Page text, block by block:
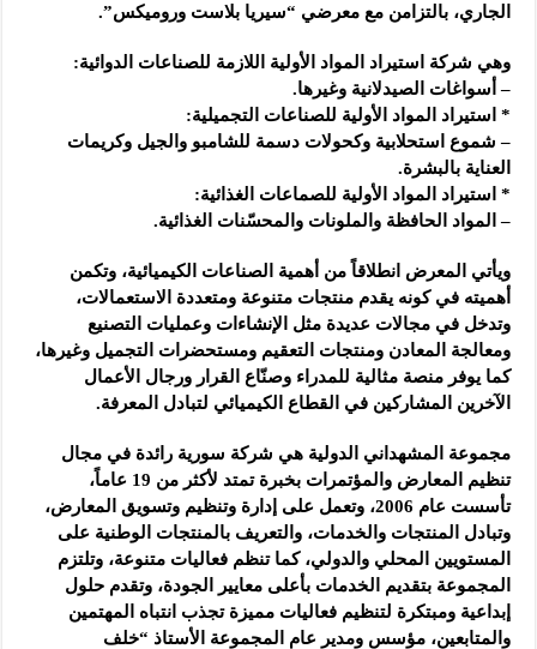
الجاري، بالتزامن مع معرضي “سيريا بلاست وروميكس”.
وهي شركة استيراد المواد الأولية اللازمة للصناعات الدوائية:
– أسواغات الصيدلانية وغيرها.
* استيراد المواد الأولية للصناعات التجميلية:
– شموع استحلابية وكحولات دسمة للشامبو والجيل وكريمات
العناية بالبشرة.
* استيراد المواد الأولية للصماعات الغذائية:
– المواد الحافظة والملونات والمحسّنات الغذائية.
ويأتي المعرض انطلاقاً من أهمية الصناعات الكيميائية، وتكمن
أهميته في كونه يقدم منتجات متنوعة ومتعددة الاستعمالات،
وتدخل في مجالات عديدة مثل الإنشاءات وعمليات التصنيع
ومعالجة المعادن ومنتجات التعقيم ومستحضرات التجميل وغيرها،
كما يوفر منصة مثالية للمدراء وصنّاع القرار ورجال الأعمال
الآخرين المشاركين في القطاع الكيميائي لتبادل المعرفة.
مجموعة المشهداني الدولية هي شركة سورية رائدة في مجال
تنظيم المعارض والمؤتمرات بخبرة تمتد لأكثر من 19 عاماً،
تأسست عام 2006، وتعمل على إدارة وتنظيم وتسويق المعارض،
وتبادل المنتجات والخدمات، والتعريف بالمنتجات الوطنية على
المستويين المحلي والدولي، كما تنظم فعاليات متنوعة، وتلتزم
المجموعة بتقديم الخدمات بأعلى معايير الجودة، وتقدم حلول
إبداعية ومبتكرة لتنظيم فعاليات مميزة تجذب انتباه المهتمين
والمتابعين، مؤسس ومدير عام المجموعة الأستاذ “خلف